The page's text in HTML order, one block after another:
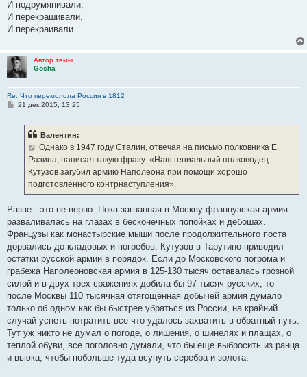
И подрумянивали,
И перекрашивали,
И перекраивали.
Автор темы
Gosha
Re: Что перемолола Россия в 1812
С21 дек 2015, 13:25
Валентин:
Однако в 1947 году Сталин, отвечая на письмо полковника Е.
Разина, написал такую фразу: «Наш гениальный полководец
Кутузов загубил армию Наполеона при помощи хорошо
подготовленного контрнаступления».
Разве - это не верно. Пока загнанная в Москву французская армия
разваливалась на глазах в бесконечных попойках и дебошах.
Французы как монастырские мыши после продолжительного поста
дорвались до кладовых и погребов. Кутузов в Тарутино приводил
остатки русской армии в порядок. Если до Московского погрома и
грабежа Наполеоновская армия в 125-130 тысяч оставалась грозной
силой и в двух трех сражениях добила бы 97 тысяч русских, то
после Москвы 110 тысячная отягощённая добычей армия думало
только об одном как бы быстрее убраться из России, на крайний
случай успеть потратить все что удалось захватить в обратный путь.
Тут уж никто не думал о погоде, о лишения, о шинелях и плащах, о
теплой обуви, все поголовно думали, что бы еще выбросить из ранца
и вьюка, чтобы побольше туда всунуть серебра и золота.